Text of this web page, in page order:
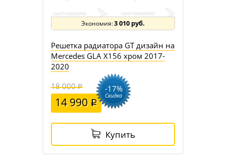
3 010 руб.
Решетка радиатора GT дизайн на
Mercedes GLA X156 хром 2017-
2020
18 000
14 990
-17%
Скидка
Купить